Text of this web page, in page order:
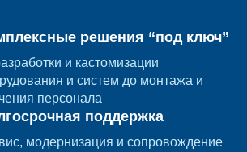
решения “под ключ”
и кастомизации
и систем до монтажа и
персонала
поддержка
модернизация и сопровождение